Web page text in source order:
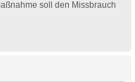
soll den Missbrauch